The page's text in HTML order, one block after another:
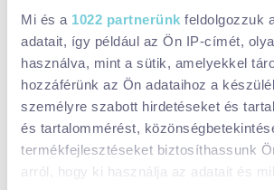
Mi és a 1022 partnerünk feldolgozzuk
adatait, így például az Ön IP-címét,
használva, mint a sütik, amelyekkel
hozzáférünk az Ön adataihoz a
személyre szabott hirdetéseket és
és tartalommérést,
termékfejlesztéseket biztosíthassunk
arról, hogy ki használja az adatait és
Ezek is érdekelhetnek
Fonyódi